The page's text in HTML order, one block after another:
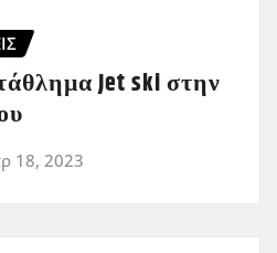
Jet ski στην
18, 2023